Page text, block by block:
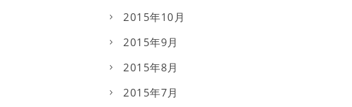
2015年10月
2015年9月
2015年8月
2015年7月